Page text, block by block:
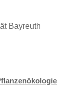
Bayreuth